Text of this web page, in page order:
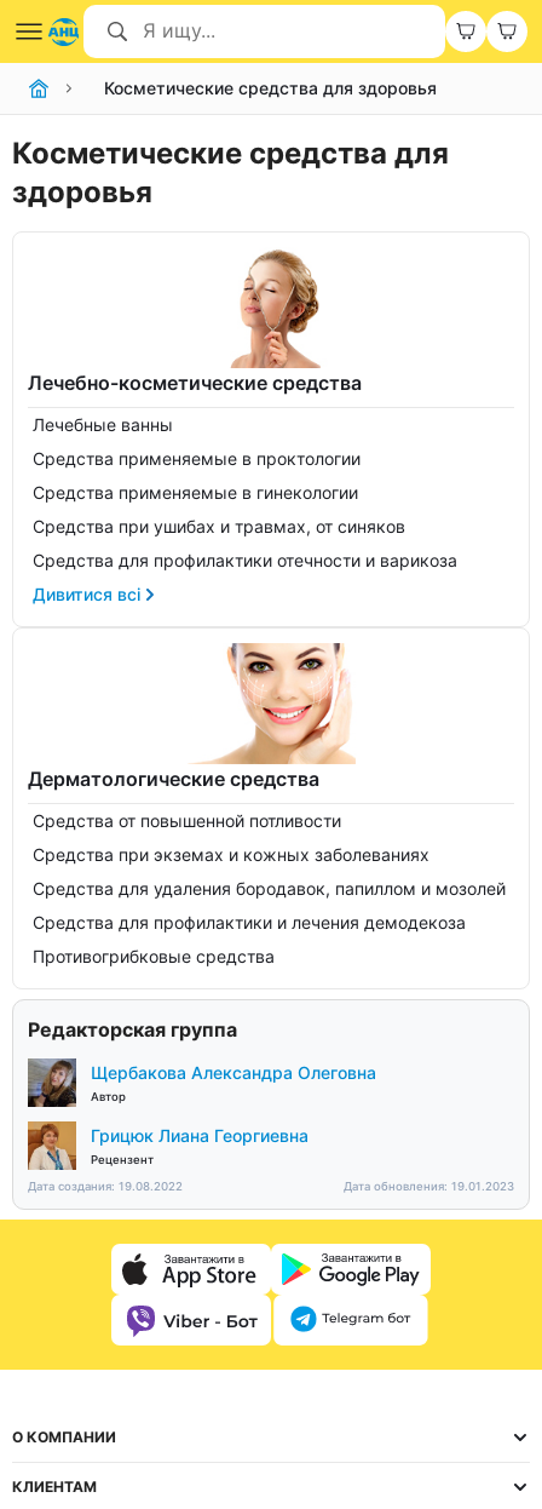
Косметические средства для здоровья
Косметические средства для
здоровья
Лечебно-косметические средства
Лечебные ванны
Средства применяемые в проктологии
Средства применяемые в гинекологии
Средства при ушибах и травмах, от синяков
Средства для профилактики отечности и варикоза
Дивитися всі
Дерматологические средства
Средства от повышенной потливости
Средства при экземах и кожных заболеваниях
Средства для удаления бородавок, папиллом и мозолей
Средства для профилактики и лечения демодекоза
Противогрибковые средства
Редакторская группа
Щербакова Александра Олеговна
Автор
Грицюк Лиана Георгиевна
Рецензент
Дата создания: 19.08.2022
Дата обновления: 19.01.2023
О КОМПАНИИ
КЛИЕНТАМ